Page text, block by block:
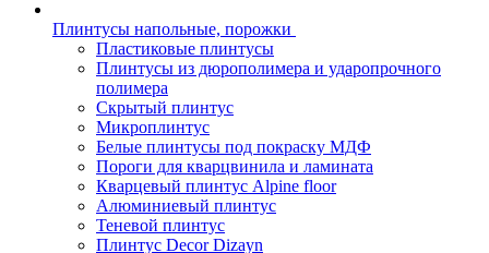
Плинтусы напольные, порожки
Пластиковые плинтусы
Плинтусы из дюрополимера и ударопрочного
полимера
Скрытый плинтус
Микроплинтус
Белые плинтусы под покраску МДФ
Пороги для кварцвинила и ламината
Кварцевый плинтус Alpine floor
Алюминиевый плинтус
Теневой плинтус
Плинтус Decor Dizayn